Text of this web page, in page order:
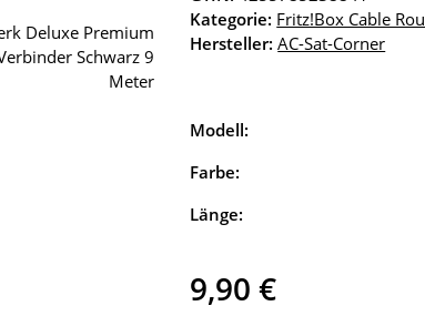
Kategorie: Fritz!Box Cable
Hersteller: AC-Sat-Corner
Modell:
Farbe:
Länge:
9,90 €